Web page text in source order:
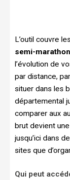
L’outil couvre
semi-
l’évolution de
par distance,
situer dans les
départemental
comparer aux
brut devient
jusqu’ici dans
sites que
Qui peut